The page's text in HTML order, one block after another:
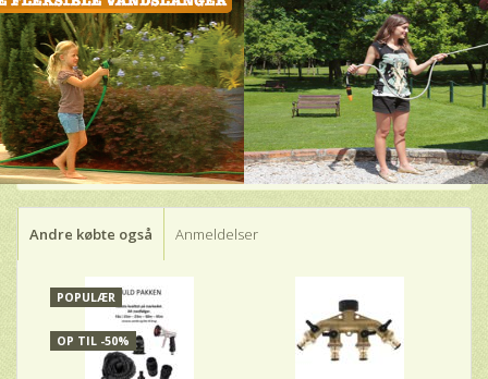
Andre købte også Anmeldelser
POPULÆR
OP TIL -50%